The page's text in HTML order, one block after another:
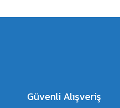
Güvenli Alışveriş